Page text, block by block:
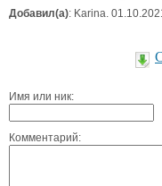
Добавил(а): Karina.
Имя или ник:
Комментарий: